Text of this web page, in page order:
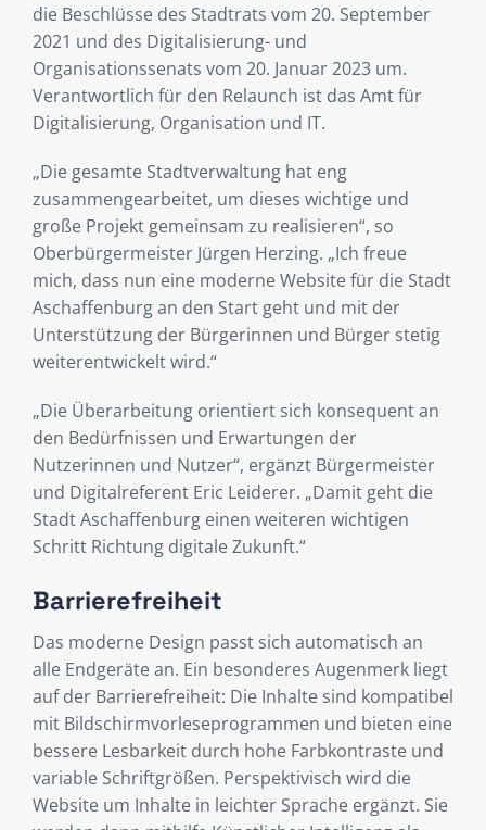
die Beschlüsse des Stadtrats vom 20. September
2021 und des Digitalisierung- und
Organisationssenats vom 20. Januar 2023 um.
Verantwortlich für den Relaunch ist das Amt für
Digitalisierung, Organisation und IT.
„Die gesamte Stadtverwaltung hat eng
zusammengearbeitet, um dieses wichtige und
große Projekt gemeinsam zu realisieren“, so
Oberbürgermeister Jürgen Herzing. „Ich freue
mich, dass nun eine moderne Website für die Stadt
Aschaffenburg an den Start geht und mit der
Unterstützung der Bürgerinnen und Bürger stetig
weiterentwickelt wird.“
„Die Überarbeitung orientiert sich konsequent an
den Bedürfnissen und Erwartungen der
Nutzerinnen und Nutzer“, ergänzt Bürgermeister
und Digitalreferent Eric Leiderer. „Damit geht die
Stadt Aschaffenburg einen weiteren wichtigen
Schritt Richtung digitale Zukunft.“
Barrierefreiheit
Das moderne Design passt sich automatisch an
alle Endgeräte an. Ein besonderes Augenmerk liegt
auf der Barrierefreiheit: Die Inhalte sind kompatibel
mit Bildschirmvorleseprogrammen und bieten eine
bessere Lesbarkeit durch hohe Farbkontraste und
variable Schriftgrößen. Perspektivisch wird die
Website um Inhalte in leichter Sprache ergänzt. Sie